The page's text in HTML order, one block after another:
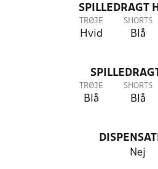
SPILLEDRAGT
TRØJE
Hvid
SHORTS
Blå
TRØJE
Blå
SHORTS
Blå
Nej